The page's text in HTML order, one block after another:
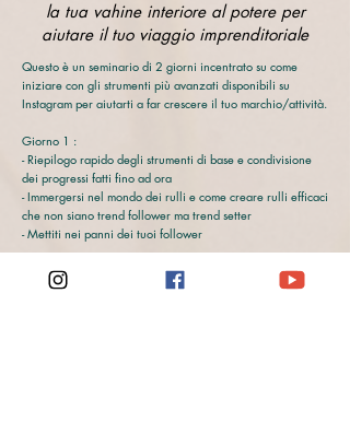
la tua vahine interiore al potere per
aiutare il tuo viaggio imprenditoriale
Questo è un seminario di 2 giorni incentrato su come
iniziare con gli strumenti più avanzati disponibili su
Instagram per aiutarti a far crescere il tuo marchio/attività.
Giorno 1 :
- Riepilogo rapido degli strumenti di base e condivisione
dei progressi fatti fino ad ora
- Immergersi nel mondo dei rulli e come creare rulli efficaci
che non siano trend follower ma trend setter
- Mettiti nei panni dei tuoi follower
Giorno 2:
- Si concentra sulla creazione di un negozio sul tuo